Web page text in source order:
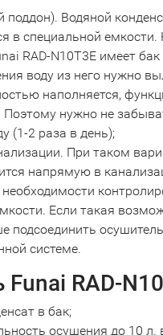
поддон). Водяной
в специальной
RAD-N10T3E имеет
воду из него нужно
наполняется,
Поэтому нужно не
(1-2 раза в день);
При таком
напрямую в
Если такая
подсоединить
системе.
RAD-
в бак;
осушения до 10 л.